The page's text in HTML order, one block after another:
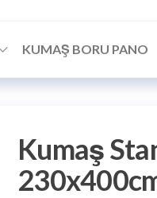
KUMAŞ BORU PANO
Kumaş